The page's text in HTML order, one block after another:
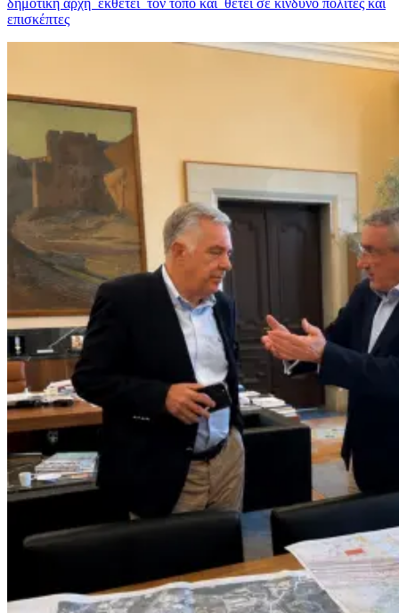
δημοτική αρχή εκθέτει τον τόπο και θέτει σε κίνδυνο πολίτες και
επισκέπτες